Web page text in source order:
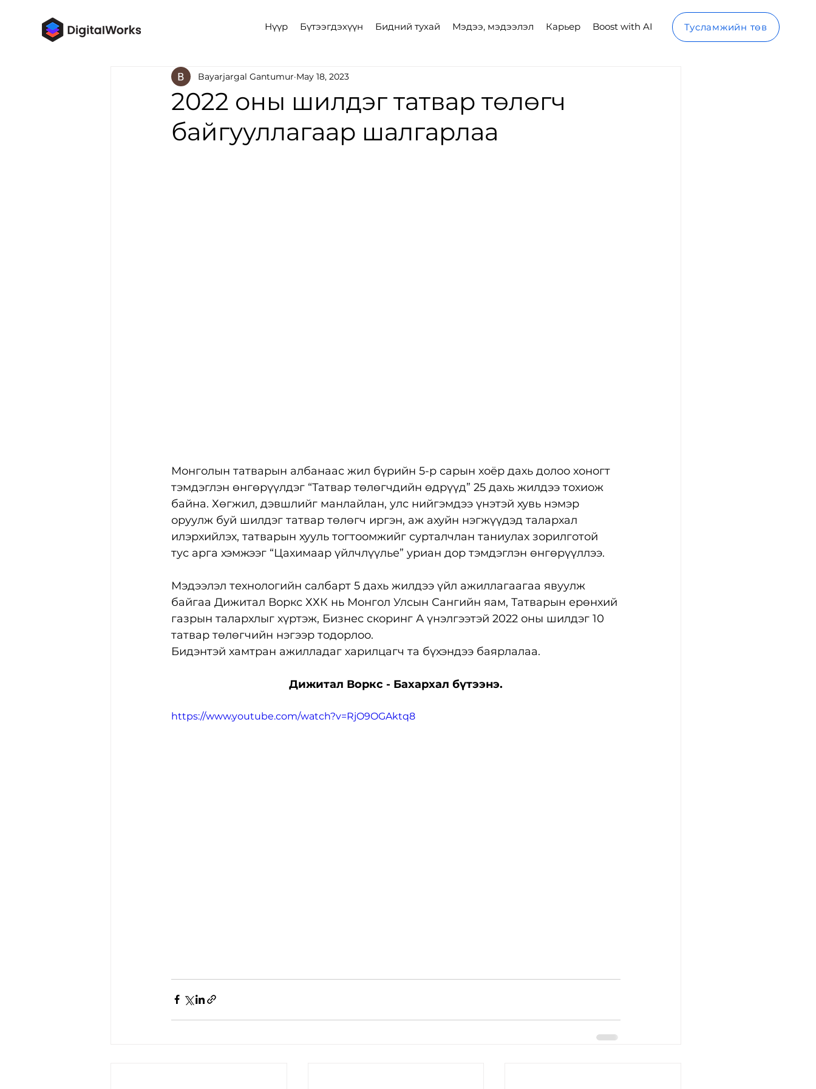
Нүүр Бүтээгдэхүүн Бидний тухай Мэдээ, мэдээлэл Карьер Boost with AI Тусламжийн төв
2022 оны шилдэг татвар төлөгч
байгууллагаар шалгарлаа
Bayarjargal Gantumur May 18, 2023
Монголын татварын албанаас жил бүрийн 5-р сарын хоёр дахь долоо хоногт
тэмдэглэн өнгөрүүлдэг “Татвар төлөгчдийн өдрүүд” 25 дахь жилдээ тохиож
байна. Хөгжил, дэвшлийг манлайлан, улс нийгэмдээ үнэтэй хувь нэмэр
оруулж буй шилдэг татвар төлөгч иргэн, аж ахуйн нэгжүүдэд талархал
илэрхийлэх, татварын хууль тогтоомжийг сурталчлан таниулах зорилготой
тус арга хэмжээг “Цахимаар үйлчлүүлье” уриан дор тэмдэглэн өнгөрүүллээ.
Мэдээлэл технологийн салбарт 5 дахь жилдээ үйл ажиллагаагаа явуулж
байгаа Дижитал Воркс ХХК нь Монгол Улсын Сангийн яам, Татварын ерөнхий
газрын талархлыг хүртэж, Бизнес скоринг А үнэлгээтэй 2022 оны шилдэг 10
татвар төлөгчийн нэгээр тодорлоо.
Бидэнтэй хамтран ажилладаг харилцагч та бүхэндээ баярлалаа.
Дижитал Воркс - Бахархал бүтээнэ.
https://www.youtube.com/watch?v=RjO9OGAktq8